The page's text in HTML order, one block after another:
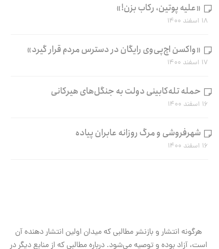
«علیه پوتین، رکاب بزن!»
۱۸ اسفند ۱۴۰۰
«واکسن اچ‌پی‌وی رایگان در دسترس مردم قرار گیرد»
۱۷ اسفند ۱۴۰۰
حمله تله‌کابینی دولت به جنگل‌های هیرکانی
۱۶ اسفند ۱۴۰۰
شهرفروشی و مرگ روزانه عابران پیاده
۱۶ اسفند ۱۴۰۰
هرگونه انتشار و بازنشر مطالبی که میدان اولین انتشار دهنده آن
است، آزاد بوده و توصیه می‌شود. درباره مطالبی که از منابع دیگر در